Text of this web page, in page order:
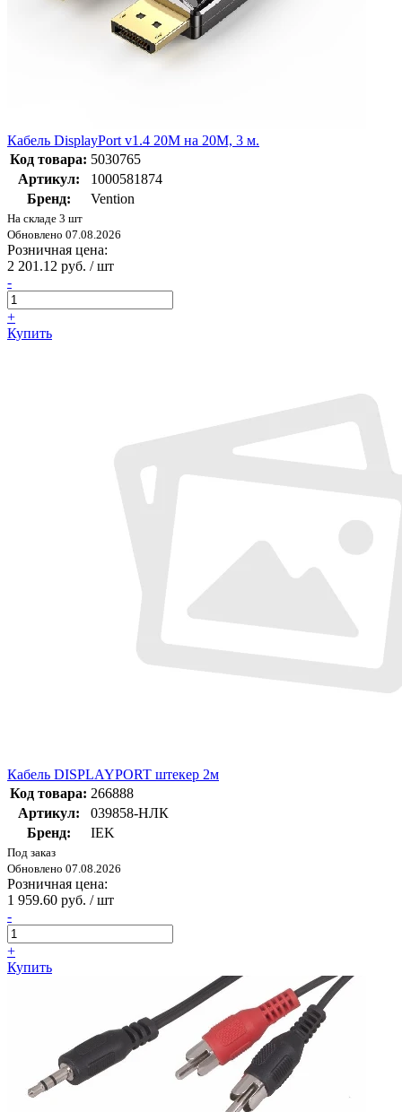
Кабель DisplayPort v1.4 20M на 20M, 3 м.
Код товара: 5030765
Артикул:
1000581874
Бренд:
Vention
На складе 3 шт
Обновлено 07.08.2026
Розничная цена:
2 201.12 руб. / шт
-
+
Купить
Кабель DISPLAYPORT штекер 2м
Код товара: 266888
Артикул:
039858-НЛК
Бренд:
IEK
Под заказ
Обновлено 07.08.2026
Розничная цена:
1 959.60 руб. / шт
-
+
Купить